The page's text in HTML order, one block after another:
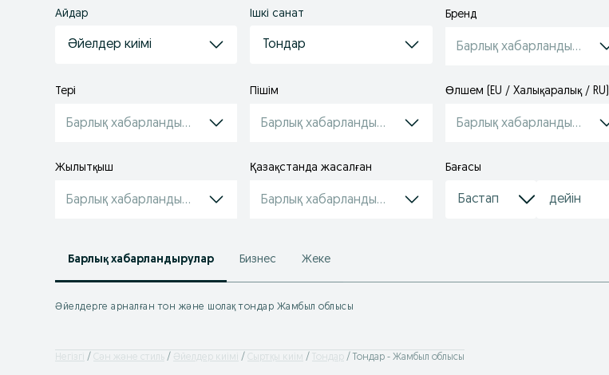
Айдар
Әйелдер киімі
Ішкі санат
Тондар
Бренд
Барлық хабарландырулар
Тері
Барлық хабарландырулар
Пішім
Барлық хабарландырулар
Өлшем (EU / Xалықаралық / RU)
Барлық хабарландырулар
Жылытқыш
Барлық хабарландырулар
Қазақстанда жасалған
Барлық хабарландырулар
Бағасы
Барлық хабарландырулар Бизнес Жеке
Әйелдерге арналған тон және шолақ тондар Жамбыл облысы
Негізгі Сән және стиль Әйелдер киімі Сыртқы киім Тондар Тондар - Жамбыл облысы